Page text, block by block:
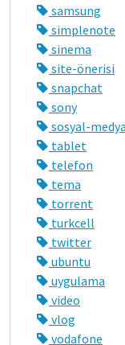
samsung
simplenote
sinema
site-önerisi
snapchat
sony
sosyal-medya
tablet
telefon
tema
torrent
turkcell
twitter
ubuntu
uygulama
video
vlog
vodafone